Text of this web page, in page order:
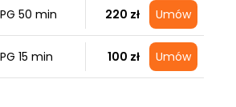
50 min 220 zł Umów
15 min 100 zł Umów